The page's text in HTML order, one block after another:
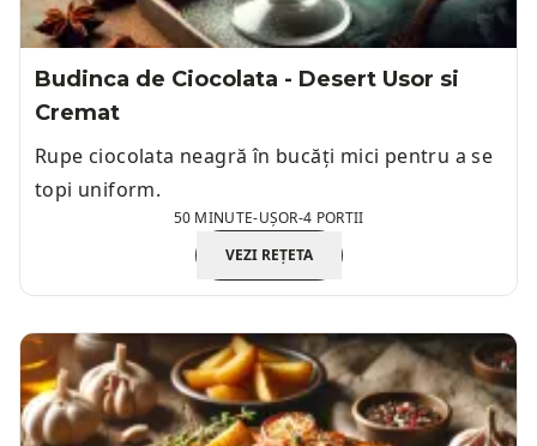
Budinca de Ciocolata - Desert Usor si
Cremat
Rupe ciocolata neagră în bucăți mici pentru a se
topi uniform.
50 MINUTE-UȘOR-4 PORTII
VEZI REȚETA